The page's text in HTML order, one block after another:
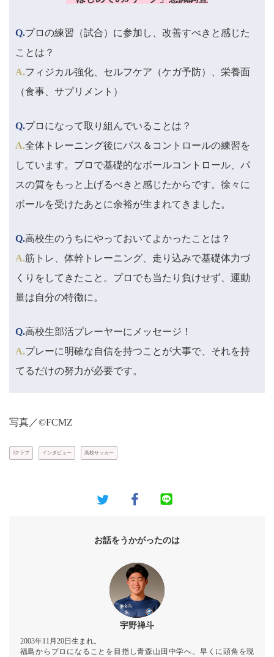
Q.プロの練習（試合）に参加し、改善すべきと感じた
ことは？
A.フィジカル強化、セルフケア（ケガ予防）、栄養面
（食事、サプリメント）
Q.プロになって取り組んでいることは？
A.全体トレーニング後にパス＆コントロールの練習を
しています。プロで基礎的なボールコントロール、パ
スの質をもっと上げるべきと感じたからです。徐々に
ボールを受けたあとに余裕が生まれてきました。
Q.高校生のうちにやっておいてよかったことは？
A.筋トレ、体幹トレーニング、走り込みで基礎体力づ
くりをしてきたこと。プロでも当たり負けせず、運動
量は自分の特徴に。
Q.高校生部活プレーヤーにメッセージ！
A.プレーに明確な自信を持つことが大事で、それを持
てるだけの努力が必要です。
写真／©FCMZ
Jクラブ インタビュー 高校サッカー
お話をうかがったのは
宇野禅斗
2003年11月20日生まれ。
福島からプロになることを目指し青森山田中学へ。早くに頭角を現